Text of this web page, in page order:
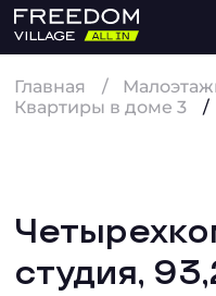
Главная
Квартиры в доме 3
студия,